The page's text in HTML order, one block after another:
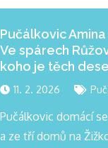
Pučálkovic Amina
Ve spárech
koho je těch
11. 2. 2026
Pučálkovic domácí
a ze tří domů na